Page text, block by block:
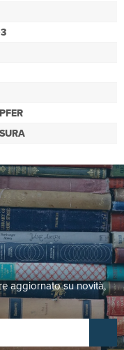
aggiornato su novità,